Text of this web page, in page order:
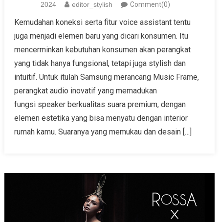
2024
editor_stylish Comment(0)
Kemudahan koneksi serta fitur voice assistant tentu
juga menjadi elemen baru yang dicari konsumen. Itu
mencerminkan kebutuhan konsumen akan perangkat
yang tidak hanya fungsional, tetapi juga stylish dan
intuitif. Untuk itulah Samsung merancang Music Frame,
perangkat audio inovatif yang memadukan
fungsi speaker berkualitas suara premium, dengan
elemen estetika yang bisa menyatu dengan interior
rumah kamu. Suaranya yang memukau dan desain […]